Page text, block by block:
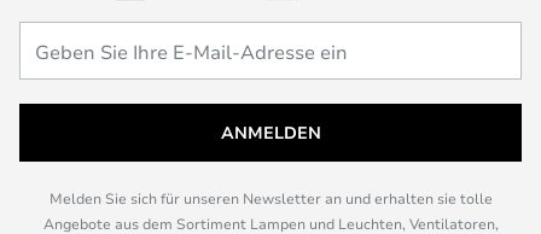
ANMELDEN
Melden Sie sich für unseren Newsletter an und erhalten sie tolle
Angebote aus dem Sortiment Lampen und Leuchten, Ventilatoren,